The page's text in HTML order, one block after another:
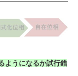
ようになるか試行錯